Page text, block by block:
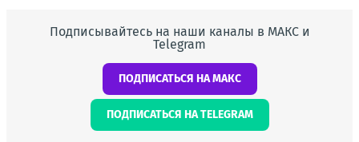
Подписывайтесь на наши каналы в МАКС и
Telegram
ПОДПИСАТЬСЯ НА МАКС
ПОДПИСАТЬСЯ НА TELEGRAM